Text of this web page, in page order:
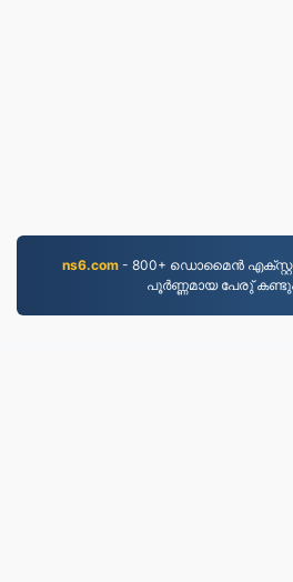
ns6.com - 800+ ഡൊമൈന്‍
പൂര്‍ണ്ണമായ പേരു്